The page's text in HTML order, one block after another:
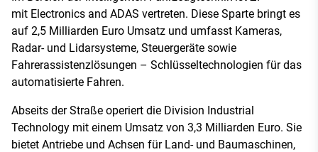
mit Electronics and ADAS vertreten. Diese Sparte bringt es
auf 2,5 Milliarden Euro Umsatz und umfasst Kameras,
Radar- und Lidarsysteme, Steuergeräte sowie
Fahrerassistenzlösungen – Schlüsseltechnologien für das
automatisierte Fahren.
Abseits der Straße operiert die Division Industrial
Technology mit einem Umsatz von 3,3 Milliarden Euro. Sie
bietet Antriebe und Achsen für Land- und Baumaschinen,